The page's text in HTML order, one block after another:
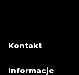
Kontakt
Informacje